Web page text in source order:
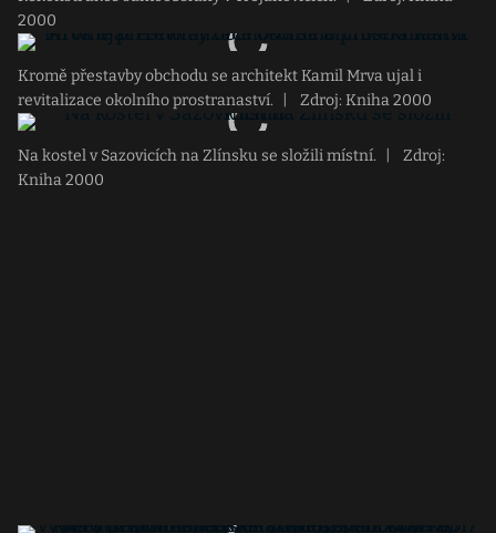
2000
Kromě přestavby obchodu se architekt Kamil Mrva ujal i
revitalizace okolního prostranaství.
Zdroj: Kniha 2000
Na kostel v Sazovicích na Zlínsku se složili místní.
Zdroj:
Kniha 2000